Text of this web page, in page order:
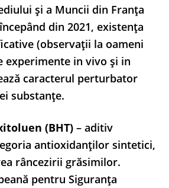
și a Muncii din Franța
din 2021, existența
(observații la oameni
experimente in vivo și in
caracterul perturbator
substanțe.
(BHT) – aditiv
antioxidanţilor sintetici,
râncezirii grăsimilor.
pentru Siguranța